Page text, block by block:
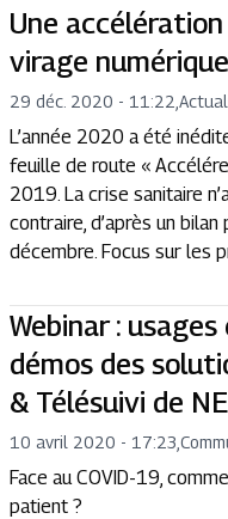
Une
virage
29 déc. 2020 - 11:22
L’année 2020 a été
feuille de route «
2019. La crise sanitaire
contraire, d’après un
décembre. Focus sur les
Webinar :
démos des
& Télésuivi de
10 avril 2020 - 17:23
Face au COVID-19,
patient ?